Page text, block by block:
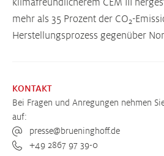
klimafreundlicherem CEM III
mehr als 35 Prozent der CO2-
Herstellungsprozess gegenüber
KONTAKT
Bei Fragen und Anregungen nehmen
auf:
presse@brueninghoff.de
+49 2867 97 39-0